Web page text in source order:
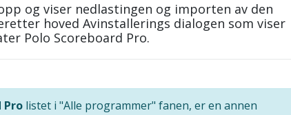
og viser nedlastingen og importen av den
hoved Avinstallerings dialogen som viser
Polo Scoreboard Pro.
Pro listet i "Alle programmer" fanen, er en annen